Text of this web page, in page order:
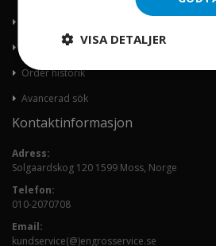
Mitt konto
Order historik
Avancerad sök
Kontaktinformasjon
Adress:
Solgaardskog 120 1599 Moss, Norge
Telefon:
010-2070708
Email:
kundservice(@)engrosservice.se
VISA DETALJER